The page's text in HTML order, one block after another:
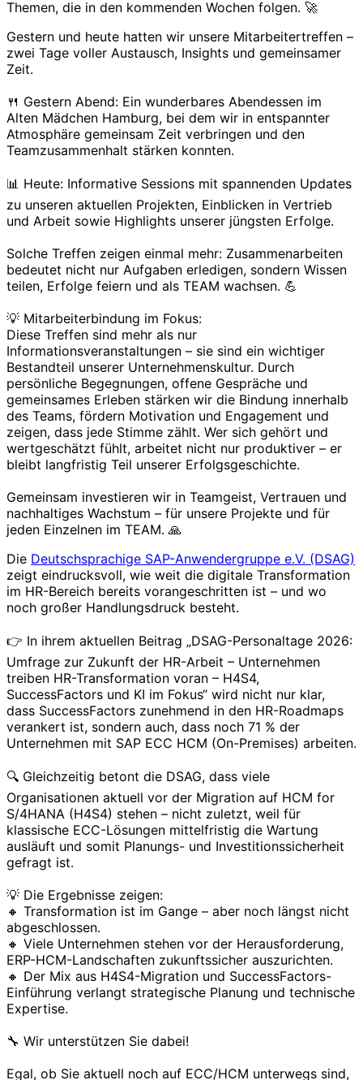
Themen, die in den kommenden Wochen folgen. 🚀
Gestern und heute hatten wir unsere Mitarbeitertreffen –
zwei Tage voller Austausch, Insights und gemeinsamer
Zeit.
🍴 Gestern Abend: Ein wunderbares Abendessen im
Alten Mädchen Hamburg, bei dem wir in entspannter
Atmosphäre gemeinsam Zeit verbringen und den
Teamzusammenhalt stärken konnten.
📊 Heute: Informative Sessions mit spannenden Updates
zu unseren aktuellen Projekten, Einblicken in Vertrieb
und Arbeit sowie Highlights unserer jüngsten Erfolge.
Solche Treffen zeigen einmal mehr: Zusammenarbeiten
bedeutet nicht nur Aufgaben erledigen, sondern Wissen
teilen, Erfolge feiern und als TEAM wachsen. 💪
💡 Mitarbeiterbindung im Fokus:
Diese Treffen sind mehr als nur
Informationsveranstaltungen – sie sind ein wichtiger
Bestandteil unserer Unternehmenskultur. Durch
persönliche Begegnungen, offene Gespräche und
gemeinsames Erleben stärken wir die Bindung innerhalb
des Teams, fördern Motivation und Engagement und
zeigen, dass jede Stimme zählt. Wer sich gehört und
wertgeschätzt fühlt, arbeitet nicht nur produktiver – er
bleibt langfristig Teil unserer Erfolgsgeschichte.
Gemeinsam investieren wir in Teamgeist, Vertrauen und
nachhaltiges Wachstum – für unsere Projekte und für
jeden Einzelnen im TEAM. 🙏
Die Deutschsprachige SAP-Anwendergruppe e.V. (DSAG)
zeigt eindrucksvoll, wie weit die digitale Transformation
im HR-Bereich bereits vorangeschritten ist – und wo
noch großer Handlungsdruck besteht.
👉 In ihrem aktuellen Beitrag „DSAG-Personaltage 2026:
Umfrage zur Zukunft der HR-Arbeit – Unternehmen
treiben HR-Transformation voran – H4S4,
SuccessFactors und KI im Fokus“ wird nicht nur klar,
dass SuccessFactors zunehmend in den HR-Roadmaps
verankert ist, sondern auch, dass noch 71 % der
Unternehmen mit SAP ECC HCM (On-Premises) arbeiten.
🔍 Gleichzeitig betont die DSAG, dass viele
Organisationen aktuell vor der Migration auf HCM for
S/4HANA (H4S4) stehen – nicht zuletzt, weil für
klassische ECC-Lösungen mittelfristig die Wartung
ausläuft und somit Planungs- und Investitionssicherheit
gefragt ist.
💡 Die Ergebnisse zeigen:
🔸 Transformation ist im Gange – aber noch längst nicht
abgeschlossen.
🔸 Viele Unternehmen stehen vor der Herausforderung,
ERP-HCM-Landschaften zukunftssicher auszurichten.
🔸 Der Mix aus H4S4-Migration und SuccessFactors-
Einführung verlangt strategische Planung und technische
Expertise.
🔧 Wir unterstützen Sie dabei!
Egal, ob Sie aktuell noch auf ECC/HCM unterwegs sind,